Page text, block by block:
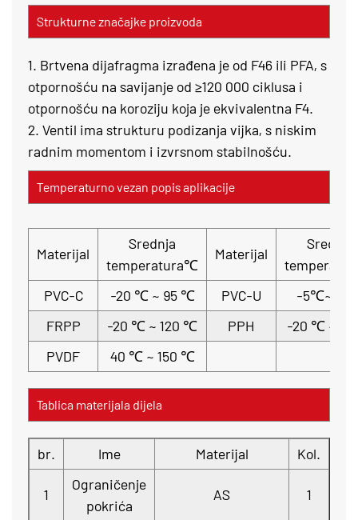
Strukturne značajke proizvoda
1. Brtvena dijafragma izrađena je od F46 ili PFA, s
otpornošću na savijanje od ≥120 000 ciklusa i
otpornošću na koroziju koja je ekvivalentna F4.
2. Ventil ima strukturu podizanja vijka, s niskim
radnim momentom i izvrsnom stabilnošću.
Temperaturno vezan popis aplikacije
Materijal
Srednja
temperatura℃
Materijal
Srednja
PVC-C
-20 ℃ ~ 95 ℃ PVC-U
-5℃~
FRPP
-20 ℃ ~ 120 ℃ PPH
-20 ℃ ~
PVDF
40 ℃ ~ 150 ℃
Tablica materijala dijela
br. Ime Materijal Kol.
1
Ograničenje
pokrića
AS 1